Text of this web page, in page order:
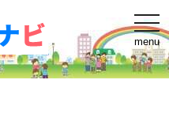
t
o
g
g
l
e
menu